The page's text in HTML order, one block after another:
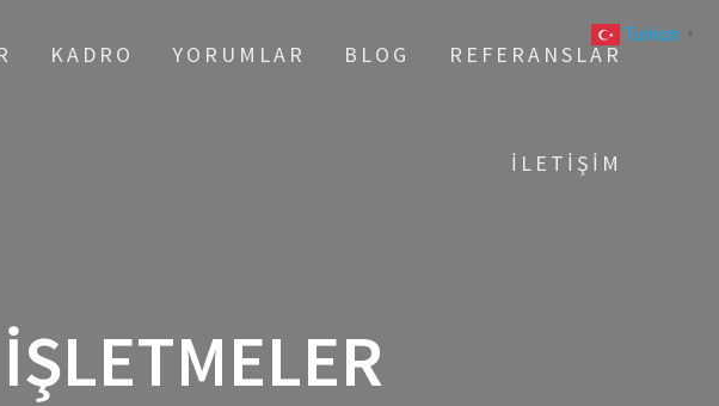
KADRO YORUMLAR BLOG REFERANSLAR
İLETIŞIM
Turkish ▼